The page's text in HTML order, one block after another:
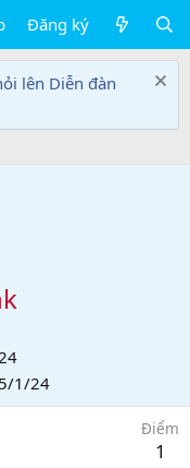
Đăng ký
lên Diễn đàn
1/24
Điểm
1